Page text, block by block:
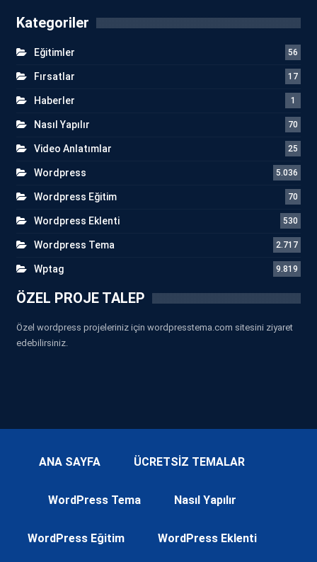
Kategoriler
Eğitimler 56
Fırsatlar 17
Haberler 1
Nasıl Yapılır 70
Video Anlatımlar 25
Wordpress 5.036
Wordpress Eğitim 70
Wordpress Eklenti 530
Wordpress Tema 2.717
Wptag 9.819
ÖZEL PROJE TALEP
Özel wordpress projeleriniz için wordpresstema.com sitesini ziyaret
edebilirsiniz.
ANA SAYFA ÜCRETSİZ TEMALAR
WordPress Tema Nasıl Yapılır
WordPress Eğitim WordPress Eklenti